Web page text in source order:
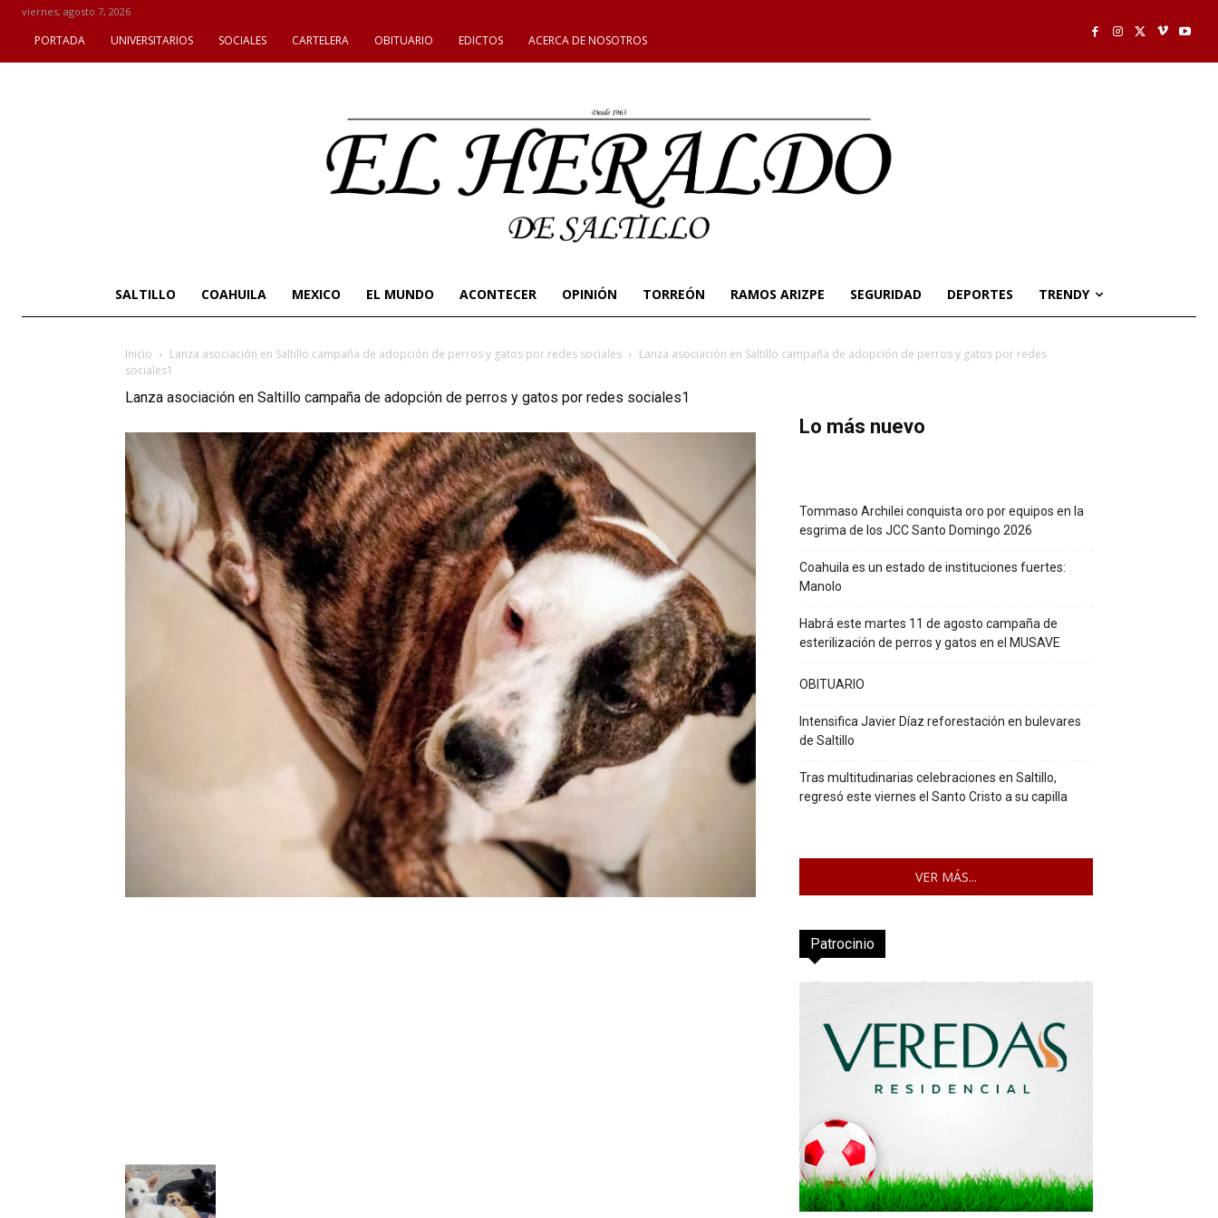
viernes, agosto 7, 2026
PORTADA UNIVERSITARIOS SOCIALES CARTELERA OBITUARIO EDICTOS ACERCA DE NOSOTROS
SALTILLO COAHUILA MEXICO EL MUNDO ACONTECER OPINIÓN TORREÓN RAMOS ARIZPE SEGURIDAD DEPORTES TRENDY
Inicio Lanza asociación en Saltillo campaña de adopción de perros y gatos por redes sociales
Lanza asociación en Saltillo campaña de adopción de perros y gatos por redes
sociales1
Lanza asociación en Saltillo campaña de adopción de perros y gatos por redes sociales1
Lo más nuevo
Tommaso Archilei conquista oro por equipos en la
esgrima de los JCC Santo Domingo 2026
Coahuila es un estado de instituciones fuertes:
Manolo
Habrá este martes 11 de agosto campaña de
esterilización de perros y gatos en el MUSAVE
OBITUARIO
Intensifica Javier Díaz reforestación en bulevares
de Saltillo
Tras multitudinarias celebraciones en Saltillo,
regresó este viernes el Santo Cristo a su capilla
VER MÁS...
Patrocinio